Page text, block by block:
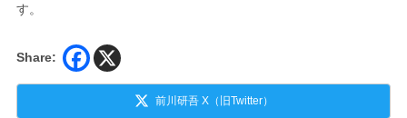
す。
Share:
前川研吾 X（旧Twitter）